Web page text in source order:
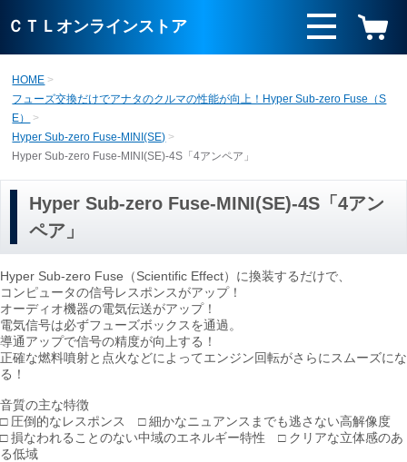
ＣＴＬオンラインストア
HOME
フューズ交換だけでアナタのクルマの性能が向上！Hyper Sub-zero Fuse（S
E）
Hyper Sub-zero Fuse-MINI(SE)
Hyper Sub-zero Fuse-MINI(SE)-4S「4アンペア」
Hyper Sub-zero Fuse-MINI(SE)-4S「4アン
ペア」
Hyper Sub-zero Fuse（Scientific Effect）に換装するだけで、
コンピュータの信号レスポンスがアップ！
オーディオ機器の電気伝送がアップ！
電気信号は必ずフューズボックスを通過。
導通アップで信号の精度が向上する！
正確な燃料噴射と点火などによってエンジン回転がさらにスムーズにな
る！
音質の主な特徴
□ 圧倒的なレスポンス □ 細かなニュアンスまでも逃さない高解像度
□ 損なわれることのない中域のエネルギー特性 □ クリアな立体感のあ
る低域